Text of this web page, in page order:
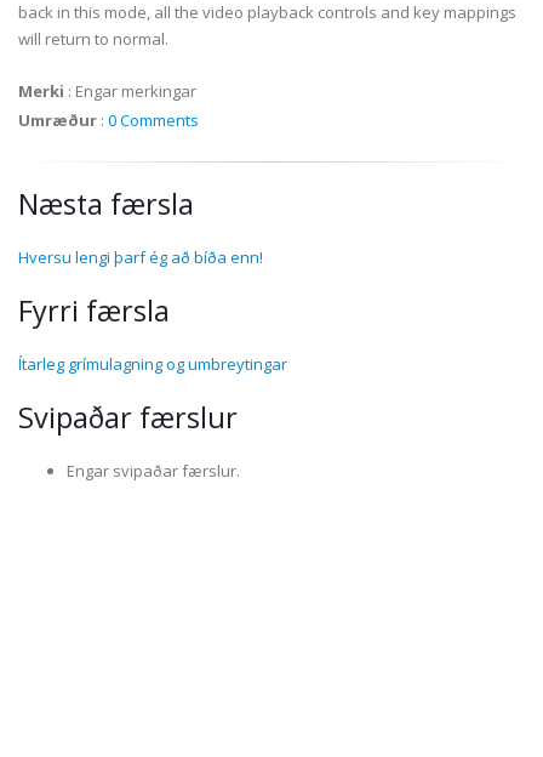
back in this mode, all the video playback controls and key mappings
will return to normal.
Merki : Engar merkingar
Umræður : 0 Comments
Næsta færsla
Hversu lengi þarf ég að bíða enn!
Fyrri færsla
Ítarleg grímulagning og umbreytingar
Svipaðar færslur
Engar svipaðar færslur.